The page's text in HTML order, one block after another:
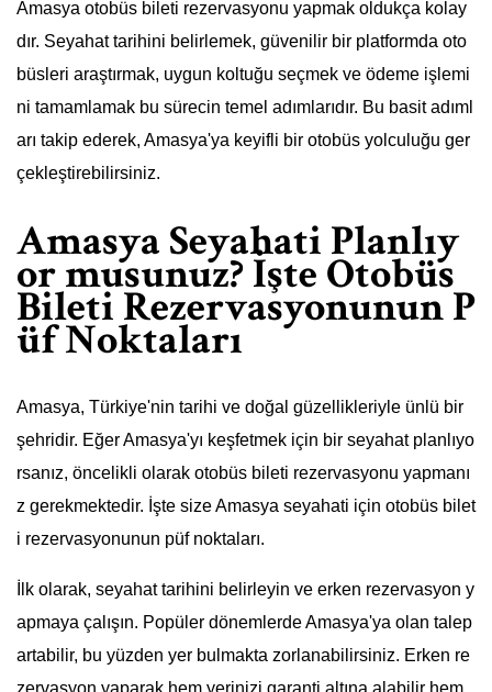
Amasya otobüs bileti rezervasyonu yapmak oldukça kolay
dır. Seyahat tarihini belirlemek, güvenilir bir platformda oto
büsleri araştırmak, uygun koltuğu seçmek ve ödeme işlemi
ni tamamlamak bu sürecin temel adımlarıdır. Bu basit adıml
arı takip ederek, Amasya'ya keyifli bir otobüs yolculuğu ger
çekleştirebilirsiniz.
Amasya Seyahati Planlıy
or musunuz? İşte Otobüs
Bileti Rezervasyonunun P
üf Noktaları
Amasya, Türkiye'nin tarihi ve doğal güzellikleriyle ünlü bir
şehridir. Eğer Amasya'yı keşfetmek için bir seyahat planlıyo
rsanız, öncelikli olarak otobüs bileti rezervasyonu yapmanı
z gerekmektedir. İşte size Amasya seyahati için otobüs bilet
i rezervasyonunun püf noktaları.
İlk olarak, seyahat tarihini belirleyin ve erken rezervasyon y
apmaya çalışın. Popüler dönemlerde Amasya'ya olan talep
artabilir, bu yüzden yer bulmakta zorlanabilirsiniz. Erken re
zervasyon yaparak hem yerinizi garanti altına alabilir hem